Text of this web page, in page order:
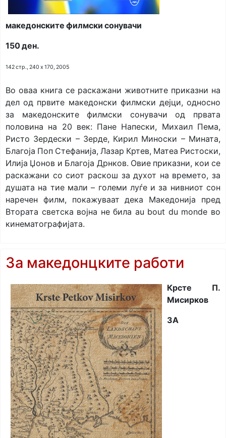
македонските филмски сонувачи
150 ден.
142 стр., 240 x 170, 2005
Во оваа книга се раскажани животните приказни на
дел од првите македонски филмски дејци, односно
за македонските филмски сонувачи од првата
половина на 20 век: Пане Напески, Михаил Пема,
Ристо Зердески – Зерде, Кирил Миноски – Мината,
Благоја Поп Стефанија, Лазар Кртев, Матеа Ристоски,
Илија Џонов и Благоја Дрнков. Овие приказни, кои се
раскажани со сиот раскош за духот на времето, за
душата на тие мали – големи луѓе и за нивниот сон
наречен филм, покажуваат дека Македонија пред
Втората светска војна не била au bout du monde во
кинематографијата.
За македонцките работи
Крсте П.
Мисирков
ЗА